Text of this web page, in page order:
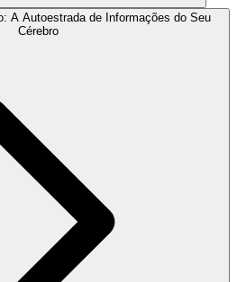
A Autoestrada de Informações do Seu
Cérebro